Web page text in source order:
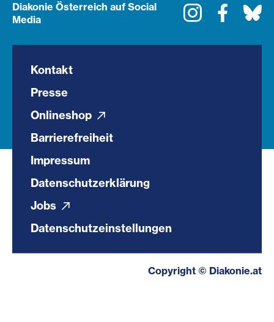
Diakonie Österreich auf Social
Media
Instagram
Kontakt
Presse
Onlineshop
Barrierefreiheit
Impressum
Datenschutzerklärung
Jobs
Datenschutzeinstellungen
Copyright © Diakonie.at